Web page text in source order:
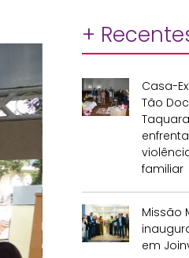
+
Casa-
Tão
familiar
Missão
em